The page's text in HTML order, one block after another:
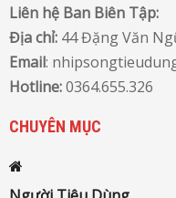
Liên hệ Ban Biên Tập:
Địa chỉ: 44 Đặng Văn
Email:
Hotline:0364.655.326
CHUYÊN MỤC